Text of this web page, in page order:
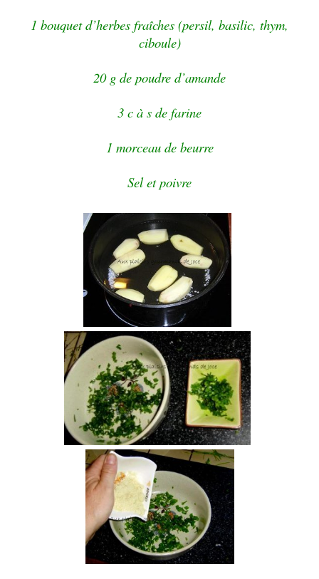
1 bouquet d’herbes fraîches (persil, basilic, thym,
ciboule)
20 g de poudre d’amande
3 c à s de farine
1 morceau de beurre
Sel et poivre